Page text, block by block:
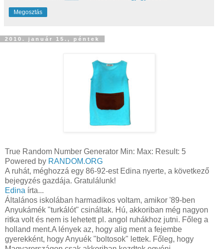
Megosztás
2010. január 15., péntek
True Random Number Generator Min: Max: Result: 5
Powered by RANDOM.ORG
A ruhát, méghozzá egy 86-92-est Edina nyerte, a következő
bejegyzés gazdája. Gratulálunk!
Edina írta...
Általános iskolában harmadikos voltam, amikor '89-ben
Anyukámék "turkálót" csináltak. Hú, akkoriban még nagyon
ritka volt és nem is lehetett pl. angol ruhákhoz jutni. Főleg a
holland ment.A lények az, hogy alig ment a fejembe
gyerekként, hogy Anyuék "boltosok" lettek. Főleg, hogy